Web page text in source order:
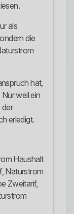
als
die
hat,
weil ein
der
erledigt.
Haushalt
Naturstrom
Zweitarif,